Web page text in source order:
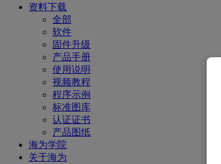
资料下载
全部
软件
固件升级
产品手册
使用说明
视频教程
程序示例
标准图库
认证证书
产品图纸
海为学院
关于海为